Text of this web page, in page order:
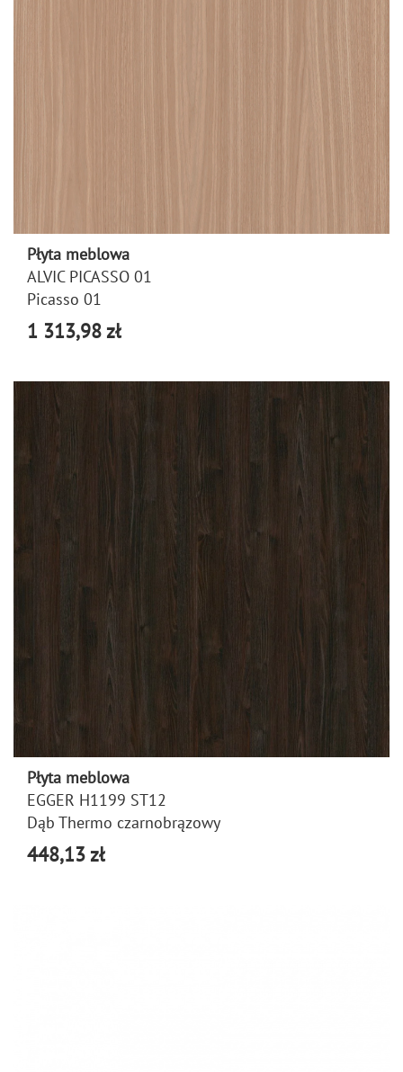
Płyta meblowa
ALVIC PICASSO 01
Picasso 01
1 313,98 zł
Płyta meblowa
EGGER H1199 ST12
Dąb Thermo czarnobrązowy
448,13 zł